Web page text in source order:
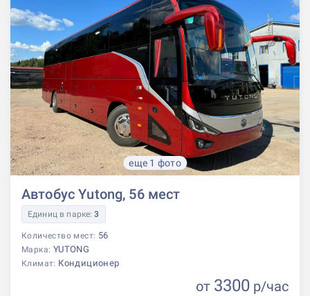
еще 1 фото
Автобус Yutong, 56 мест
Единиц в парке:3
Количество мест: 56
Марка: YUTONG
Климат: Кондиционер
от 3300 р/час